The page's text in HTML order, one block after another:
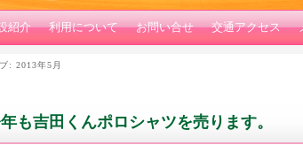
紹介 利用について お問い合せ 交通アクセス
: 2013年5月
も吉田くんポロシャツを売ります。